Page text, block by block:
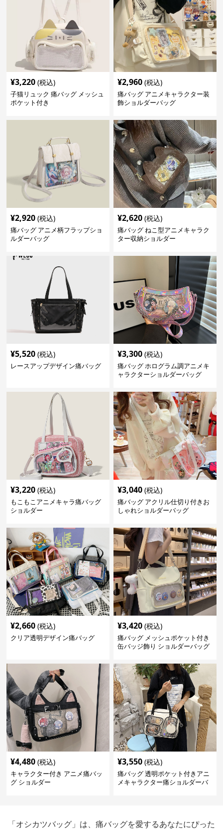
¥3,220 (税込)
子猫リュック 痛バッグ メッシュ
ポケット付き
¥2,960 (税込)
痛バッグ アニメキャラクター装
飾ショルダーバッグ
¥2,920 (税込)
痛バッグ アニメ柄フラップショ
ルダーバッグ
¥2,620 (税込)
痛バッグ ねこ型アニメキャラク
ター収納ショルダー
¥5,520 (税込)
レースアップデザイン痛バッグ
¥3,300 (税込)
痛バッグ ホログラム調アニメキ
ャラクターショルダーバッグ
¥3,220 (税込)
もこもこアニメキャラ痛バッグ
ショルダー
¥3,040 (税込)
痛バッグ アクリル仕切り付きお
しゃれショルダーバッグ
¥2,660 (税込)
クリア透明デザイン痛バッグ
¥3,420 (税込)
痛バッグ メッシュポケット付き
缶バッジ飾り ショルダーバッグ
¥4,480 (税込)
キャラクター付き アニメ痛バッ
グ ショルダー
¥3,550 (税込)
痛バッグ 透明ポケット付きアニ
メキャラクター痛ショルダーバ
「オシカツバッグ」は、痛バッグを愛するあなたにぴった